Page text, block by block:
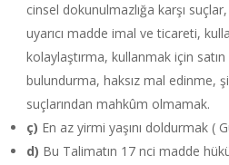
cinsel dokunulmazlığa karşı
uyarıcı madde imal ve ticareti,
kolaylaştırma, kullanmak için
bulundurma, haksız mal edinme,
suçlarından mahkûm olmamak.
ç) En az yirmi yaşını doldurmak (
d) Bu Talimatın 17 nci madde